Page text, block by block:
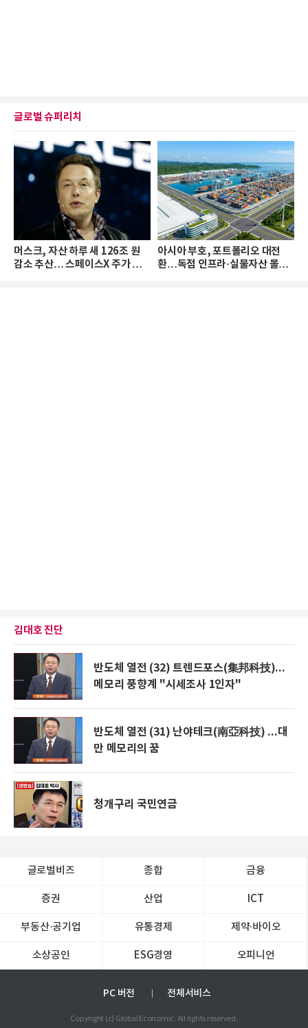
글로벌 슈퍼리치
머스크, 자산 하루 새 126조 원
감소 추산… 스페이스X 주가 하
아시아 부호, 포트폴리오 대전
환…독점 인프라·실물자산 몰린
김대호 진단
반도체 열전 (32) 트렌드포스(集邦科技)...
메모리 풍향계 "시세조사 1인자"
반도체 열전 (31) 난야테크(南亞科技) ...대
만 메모리의 꿈
청개구리 국민연금
글로벌비즈 종합 금융
증권 산업 ICT
부동산·공기업 유통경제 제약∙바이오
소상공인 ESG경영 오피니언
PC 버전 전체서비스
Copyright (c) Global Economic. All rights reserved.